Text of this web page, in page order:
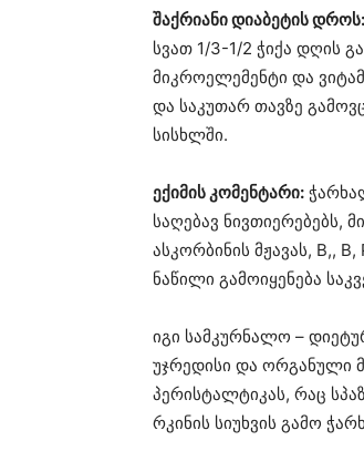
შაქრიანი დიაბეტის დროს:
სვათ 1/3-1/2 ჭიქა დღის
მიკროელემენტი და
და საკუთარ თავზე
სისხლში.
ექიმის კომენტარი:
საღებავ ნივთიერებებს,
ასკორბინის მჟავას, B,,
ნაწილი გამოიყენება
იგი სამკურნალო –
უჯრედისი და ორგანული
პერისტალტიკას, რაც
რკინის სიუხვის გამო